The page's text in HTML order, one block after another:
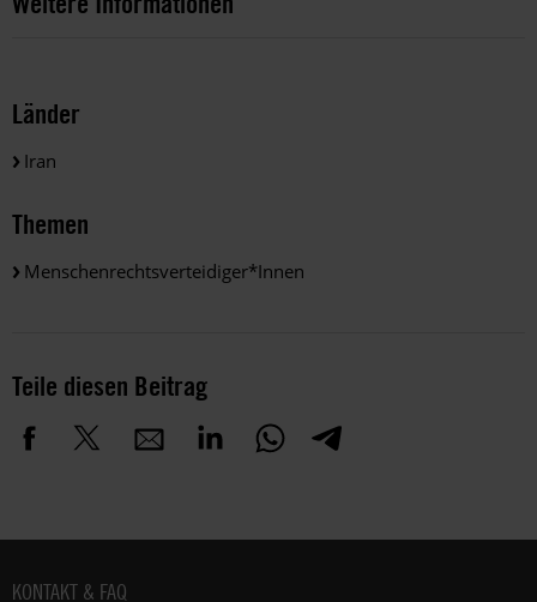
Länder
Iran
Themen
Menschenrechtsverteidiger*innen
Teile diesen Beitrag
Fußbereich
KONTAKT & FAQ